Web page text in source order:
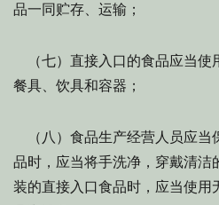
品一同贮存、运输；
（七）直接入口的食品应当使
餐具、饮具和容器；
（八）食品生产经营人员应当
品时，应当将手洗净，穿戴清洁
装的直接入口食品时，应当使用